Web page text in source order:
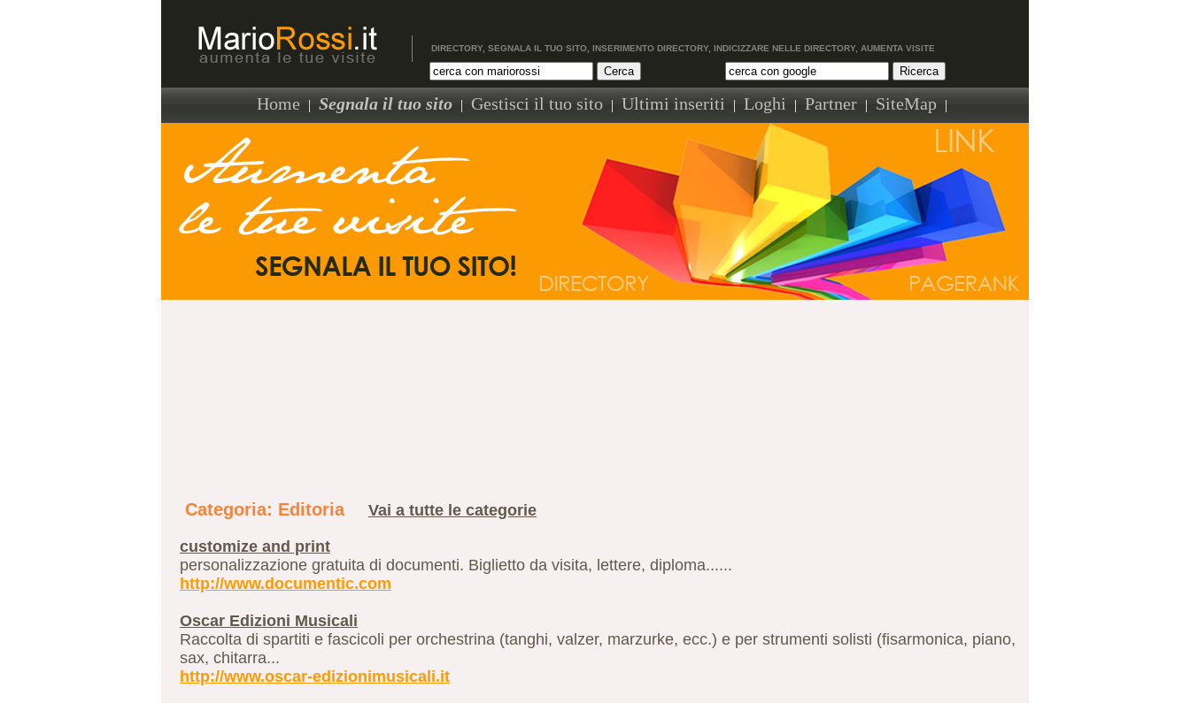
DIRECTORY, SEGNALA IL TUO SITO, INSERIMENTO DIRECTORY, INDICIZZARE NELLE DIRECTORY, AUMENTA VISITE
Home | Segnala il tuo sito | Gestisci il tuo sito | Ultimi inseriti | Loghi | Partner | SiteMap |
Categoria: Editoria Vai a tutte le categorie
customize and print
personalizzazione gratuita di documenti. Biglietto da visita, lettere, diploma......
http://www.documentic.com
Oscar Edizioni Musicali
Raccolta di spartiti e fascicoli per orchestrina (tanghi, valzer, marzurke, ecc.) e per strumenti solisti (fisarmonica, piano,
sax, chitarra...
http://www.oscar-edizionimusicali.it